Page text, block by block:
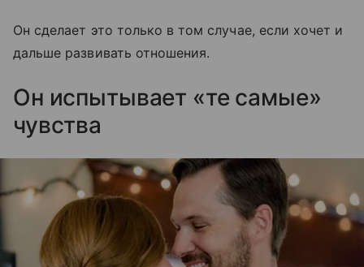
Он сделает это только в том случае, если хочет и
дальше развивать отношения.
Он испытывает «те самые»
чувства